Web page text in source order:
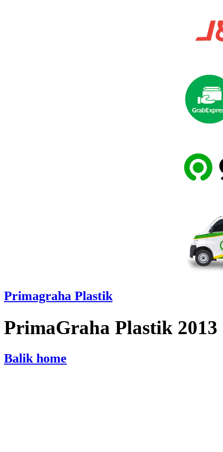
Primagraha Plastik
PrimaGraha Plastik 2013
Balik home